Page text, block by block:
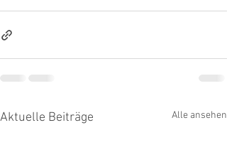
Aktuelle Beiträge Alle ansehen